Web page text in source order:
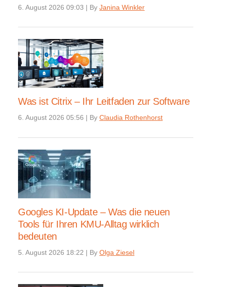
6. August 2026 09:03 | By Janina Winkler
Was ist Citrix – Ihr Leitfaden zur Software
6. August 2026 05:56 | By Claudia Rothenhorst
Googles KI-Update – Was die neuen
Tools für Ihren KMU-Alltag wirklich
bedeuten
5. August 2026 18:22 | By Olga Ziesel